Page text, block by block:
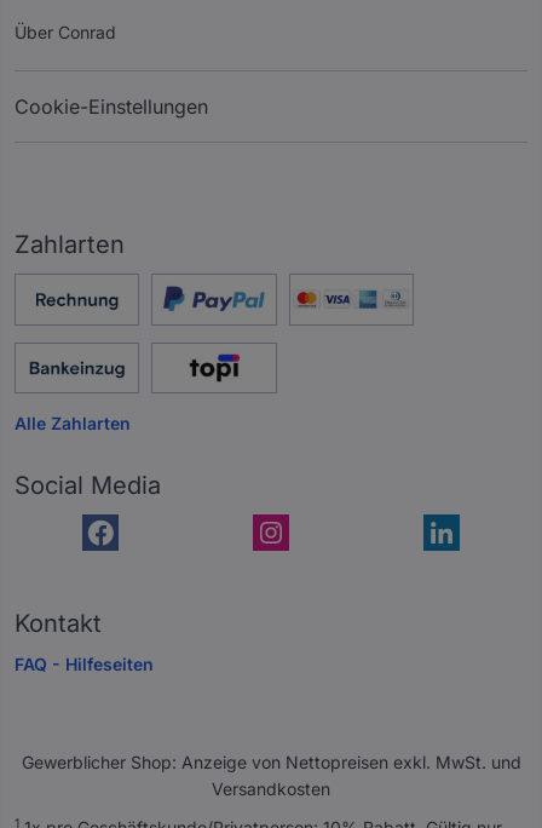
Über Conrad
Cookie-Einstellungen
Zahlarten
Alle Zahlarten
Social Media
Kontakt
FAQ - Hilfeseiten
Gewerblicher Shop: Anzeige von Nettopreisen exkl. MwSt. und
Versandkosten
A
1